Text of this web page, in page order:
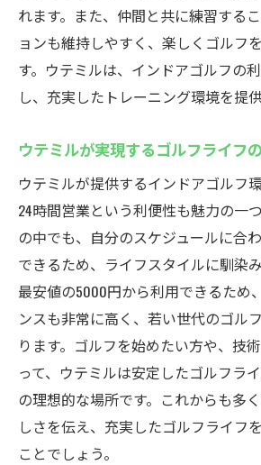
れます。また、仲間と共に練習する
ョンも維持しやすく、楽しくゴルフ
す。ウテミルは、インドアゴルフの
し、充実したトレーニング環境を提
ウテミルが実現するゴルフライフ
ウテミルが提供するインドアゴルフ
24時間営業という利便性も魅力の一
の中でも、自分のスケジュールに合
できるため、ライフスタイルに馴染
最安値の5000円から利用できるため
ンスも非常に高く、若い世代のゴル
ります。ゴルフを始めたい方や、技
って、ウテミルは安定したゴルフラ
の理想的な場所です。これからも多
しさを伝え、充実したゴルフライフ
ことでしょう。